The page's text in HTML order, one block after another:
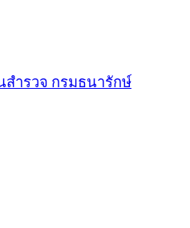
ำรวจ กรมธนารักษ์